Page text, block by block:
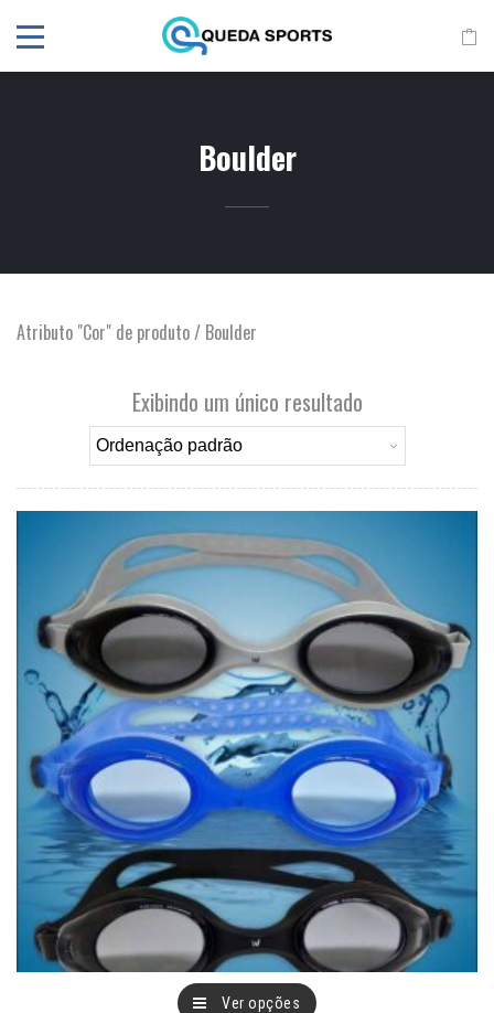
Boulder
Atributo "Cor" de produto / Boulder
Exibindo um único resultado
Ver opções
Este